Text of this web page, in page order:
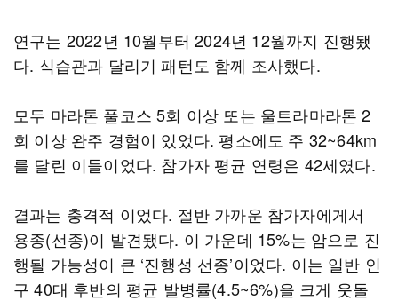
연구는 2022년 10월부터 2024년 12월까지 진행됐
다. 식습관과 달리기 패턴도 함께 조사했다.
모두 마라톤 풀코스 5회 이상 또는 울트라마라톤 2
회 이상 완주 경험이 있었다. 평소에도 주 32~64km
를 달린 이들이었다. 참가자 평균 연령은 42세였다.
결과는 충격적 이었다. 절반 가까운 참가자에게서
용종(선종)이 발견됐다. 이 가운데 15%는 암으로 진
행될 가능성이 큰 ‘진행성 선종’이었다. 이는 일반 인
구 40대 후반의 평균 발병률(4.5~6%)을 크게 웃돌